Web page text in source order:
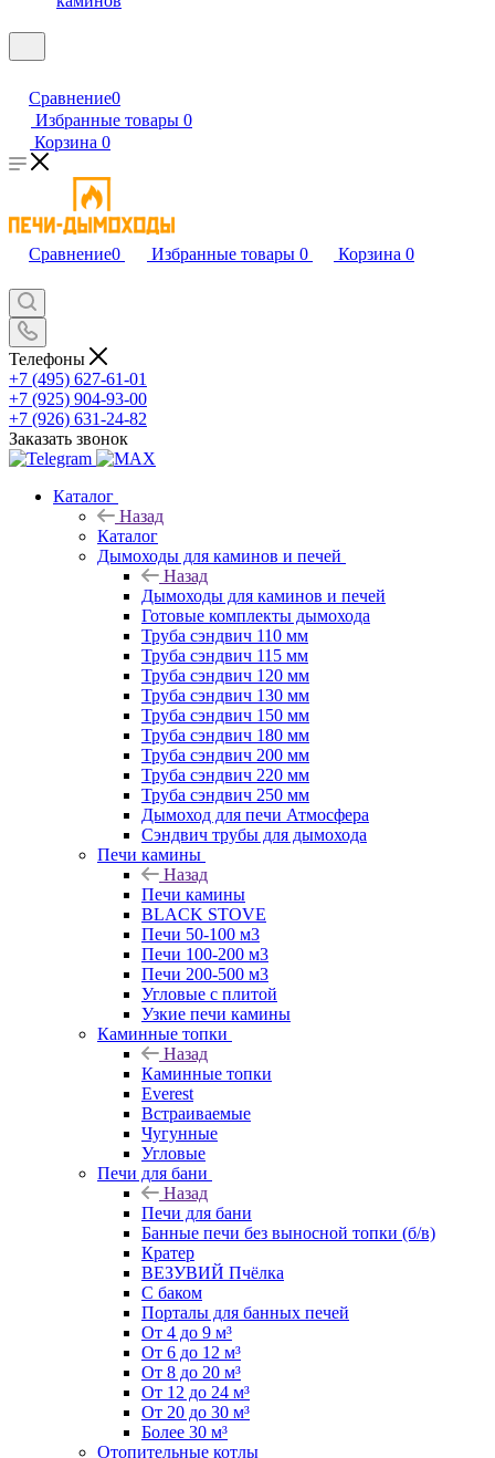
Сравнение0
Избранные товары 0
Корзина 0
Сравнение0 Избранные товары 0 Корзина 0
Телефоны
+7 (495) 627-61-01
+7 (925) 904-93-00
+7 (926) 631-24-82
Заказать звонок
Каталог
Назад
Каталог
Дымоходы для каминов и печей
Назад
Дымоходы для каминов и печей
Готовые комплекты дымохода
Труба сэндвич 110 мм
Труба сэндвич 115 мм
Труба сэндвич 120 мм
Труба сэндвич 130 мм
Труба сэндвич 150 мм
Труба сэндвич 180 мм
Труба сэндвич 200 мм
Труба сэндвич 220 мм
Труба сэндвич 250 мм
Дымоход для печи Атмосфера
Сэндвич трубы для дымохода
Печи камины
Назад
Печи камины
BLACK STOVE
Печи 50-100 м3
Печи 100-200 м3
Печи 200-500 м3
Угловые с плитой
Узкие печи камины
Каминные топки
Назад
Каминные топки
Everest
Встраиваемые
Чугунные
Угловые
Печи для бани
Назад
Печи для бани
Банные печи без выносной топки (б/в)
Кратер
ВЕЗУВИЙ Пчёлка
С баком
Порталы для банных печей
От 4 до 9 м³
От 6 до 12 м³
От 8 до 20 м³
От 12 до 24 м³
От 20 до 30 м³
Более 30 м³
Отопительные котлы